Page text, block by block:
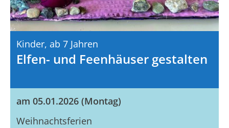
Kinder, Ab 7 Jahren
Elfen- und Feenhäuser gestalten
am 05.01.2026 (Montag)
Weihnachtsferien